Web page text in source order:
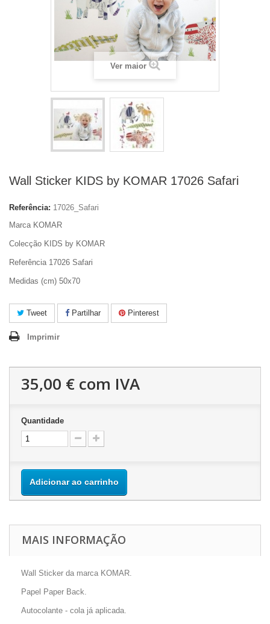
Ver maior
Wall Sticker KIDS by KOMAR 17026 Safari
Referência: 17026_Safari
Marca KOMAR
Colecção KIDS by KOMAR
Referência 17026 Safari
Medidas (cm) 50x70
Tweet Partilhar Pinterest
Imprimir
35,00 € com IVA
Quantidade
Adicionar ao carrinho
MAIS INFORMAÇÃO
Wall Sticker da marca KOMAR.
Papel Paper Back.
Autocolante - cola já aplicada.